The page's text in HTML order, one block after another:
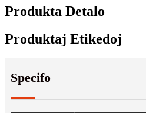
Produkta Detalo
Produktaj Etikedoj
Specifo